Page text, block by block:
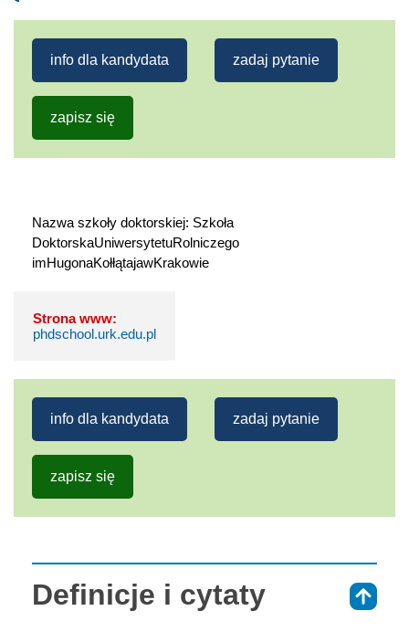
info dla kandydata zadaj pytanie
zapisz się
Nazwa szkoły doktorskiej: Szkoła
DoktorskaUniwersytetuRolniczego
imHugonaKołłątajawKrakowie
Strona www:
phdschool.urk.edu.pl
info dla kandydata zadaj pytanie
zapisz się
Definicje i cytaty